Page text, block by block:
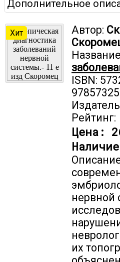
Дополнительное
Хит Автор:
ISBN:
Рейтинг:
Цена:
нервной
их